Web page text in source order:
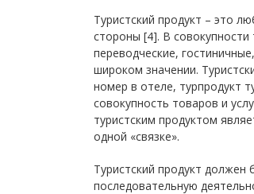
Туристский продукт – это
стороны [4]. В совокупности
переводческие,
широком значении.
номер в отеле, турпродукт
совокупность товаров и
туристским продуктом
одной «связке».
Туристский продукт должен
последовательную